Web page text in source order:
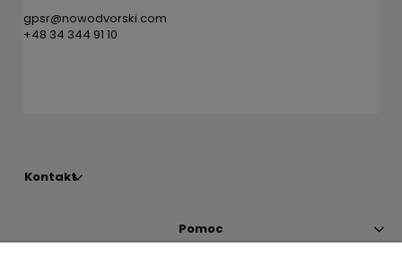
gpsr@nowodvorski.com
+48 34 344 91 10
Kontakt
Pomoc